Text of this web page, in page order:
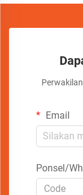
Email
Ponsel/
Code